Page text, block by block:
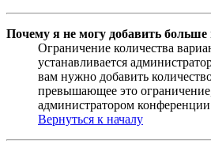
Почему я не могу добавить больше
Ограничение количества
устанавливается
вам нужно добавить
превышающее это
администратором
Вернуться к началу